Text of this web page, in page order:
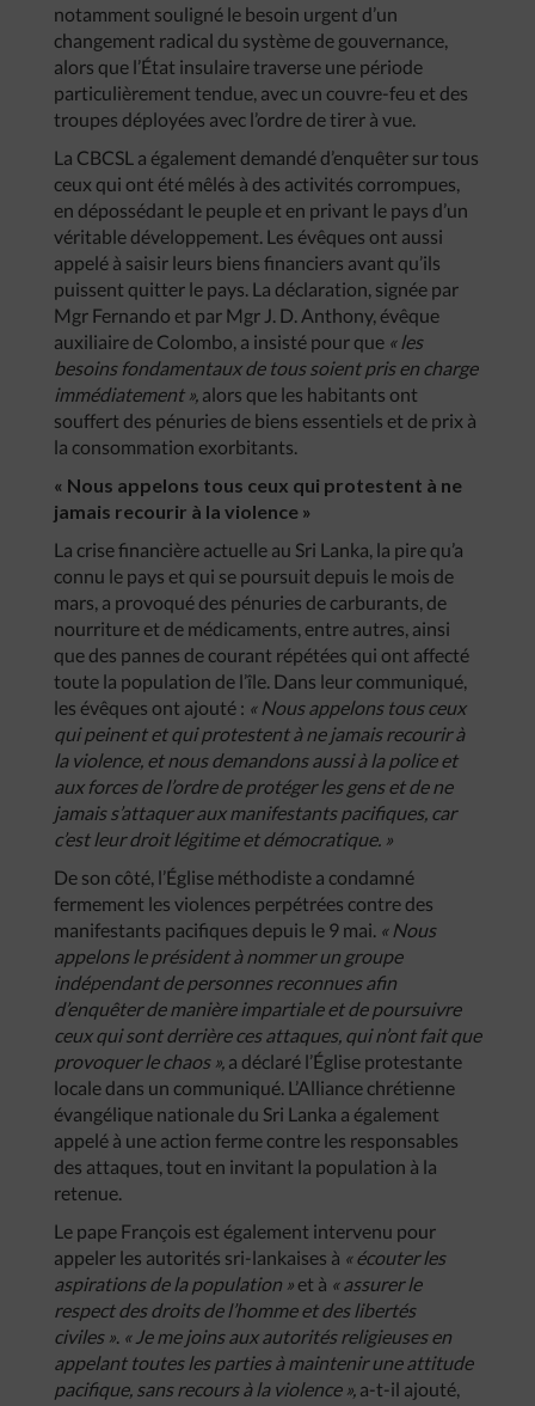
notamment souligné le besoin urgent d’un
changement radical du système de gouvernance,
alors que l’État insulaire traverse une période
particulièrement tendue, avec un couvre-feu et des
troupes déployées avec l’ordre de tirer à vue.
La CBCSL a également demandé d’enquêter sur tous
ceux qui ont été mêlés à des activités corrompues,
en dépossédant le peuple et en privant le pays d’un
véritable développement. Les évêques ont aussi
appelé à saisir leurs biens financiers avant qu’ils
puissent quitter le pays. La déclaration, signée par
Mgr Fernando et par Mgr J. D. Anthony, évêque
auxiliaire de Colombo, a insisté pour que « les
besoins fondamentaux de tous soient pris en charge
immédiatement », alors que les habitants ont
souffert des pénuries de biens essentiels et de prix à
la consommation exorbitants.
« Nous appelons tous ceux qui protestent à ne
jamais recourir à la violence »
La crise financière actuelle au Sri Lanka, la pire qu’a
connu le pays et qui se poursuit depuis le mois de
mars, a provoqué des pénuries de carburants, de
nourriture et de médicaments, entre autres, ainsi
que des pannes de courant répétées qui ont affecté
toute la population de l’île. Dans leur communiqué,
les évêques ont ajouté : « Nous appelons tous ceux
qui peinent et qui protestent à ne jamais recourir à
la violence, et nous demandons aussi à la police et
aux forces de l’ordre de protéger les gens et de ne
jamais s’attaquer aux manifestants pacifiques, car
c’est leur droit légitime et démocratique. »
De son côté, l’Église méthodiste a condamné
fermement les violences perpétrées contre des
manifestants pacifiques depuis le 9 mai. « Nous
appelons le président à nommer un groupe
indépendant de personnes reconnues afin
d’enquêter de manière impartiale et de poursuivre
ceux qui sont derrière ces attaques, qui n’ont fait que
provoquer le chaos », a déclaré l’Église protestante
locale dans un communiqué. L’Alliance chrétienne
évangélique nationale du Sri Lanka a également
appelé à une action ferme contre les responsables
des attaques, tout en invitant la population à la
retenue.
Le pape François est également intervenu pour
appeler les autorités sri-lankaises à « écouter les
aspirations de la population » et à « assurer le
respect des droits de l’homme et des libertés
civiles » « Je me joins aux autorités religieuses en
appelant toutes les parties à maintenir une attitude
pacifique, sans recours à la violence », a-t-il ajouté,